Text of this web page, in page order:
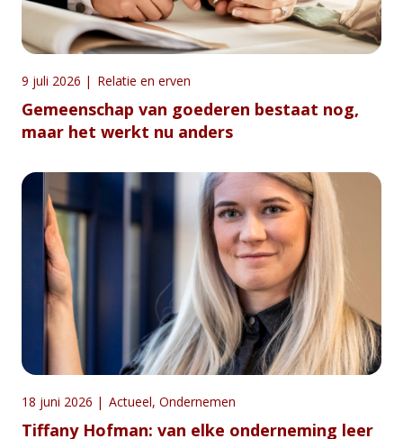
9 juli 2026 | Relatie en erven
Gemeenschap van goederen bestaat nog,
maar het werkt nu anders
18 juni 2026 | Actueel, Ondernemen
Tiffany Hofman: van elke onderneming leer